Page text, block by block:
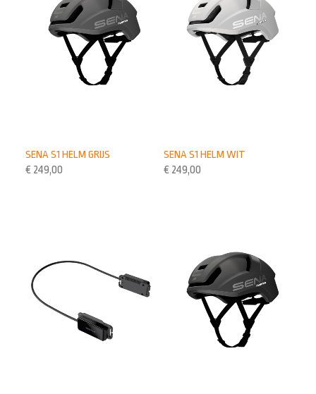
SENA S1 HELM WIT
€ 249,00
SENA S1 HELM GRIJS
€ 249,00